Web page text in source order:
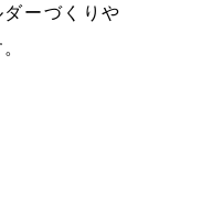
ーづくりや